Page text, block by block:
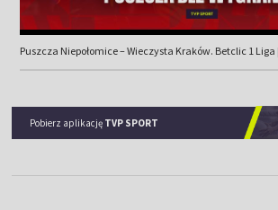
Puszcza Niepołomice – Wieczysta Kraków. Betclic 1 Liga
Pobierz aplikację TVP SPORT